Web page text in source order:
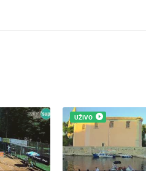
UŽIVO